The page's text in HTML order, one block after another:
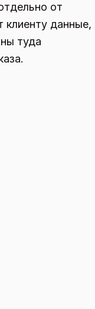
от
клиенту данные,
туда